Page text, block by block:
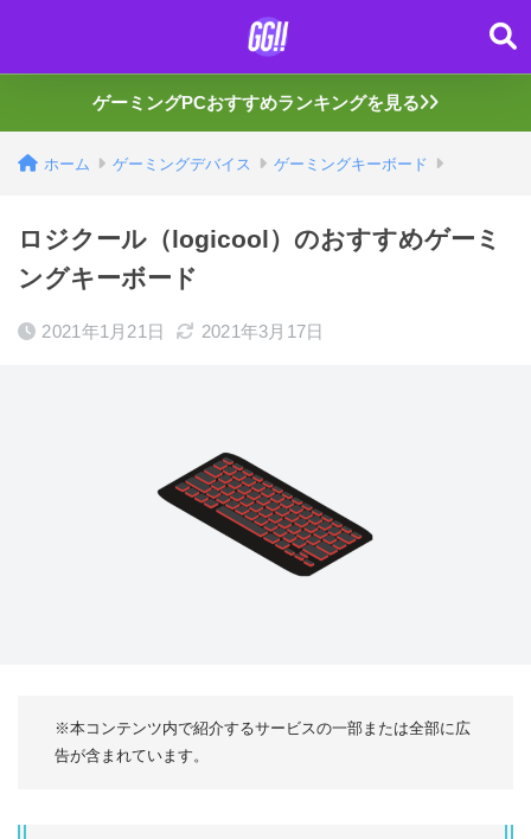
ゲーミングPCおすすめランキングを見る
ホーム ゲーミングデバイス ゲーミングキーボード
ロジクール（logicool）のおすすめゲーミ
ングキーボード
2021年1月21日 2021年3月17日
※本コンテンツ内で紹介するサービスの一部または全部に広
告が含まれています。